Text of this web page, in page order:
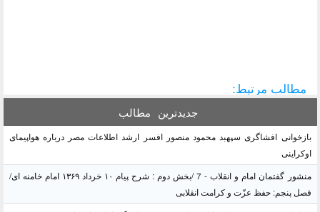
مطالب مرتبط:
جدیدترین مطالب
بازخوانی افشاگری سپهبد محمود منصور افسر ارشد اطلاعات مصر درباره هواپیمای
اوکراینی
منشور گفتمان امام و انقلاب - 7 /بخش دوم : شرح پیام ۱۰ خرداد ۱۳۶۹ امام خامنه ای/
فصل پنجم: حفظ عزّت و کرامت انقلابی